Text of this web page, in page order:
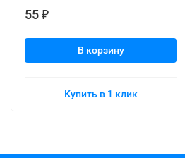
55 ₽
В корзину
Купить в 1 клик